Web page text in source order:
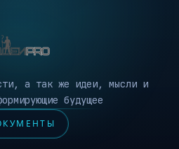
а так же идеи, мысли и
будущее